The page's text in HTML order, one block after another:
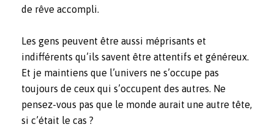
de rêve accompli.
Les gens peuvent être aussi méprisants et
indifférents qu’ils savent être attentifs et généreux.
Et je maintiens que l’univers ne s’occupe pas
toujours de ceux qui s’occupent des autres. Ne
pensez-vous pas que le monde aurait une autre tête,
si c’était le cas ?